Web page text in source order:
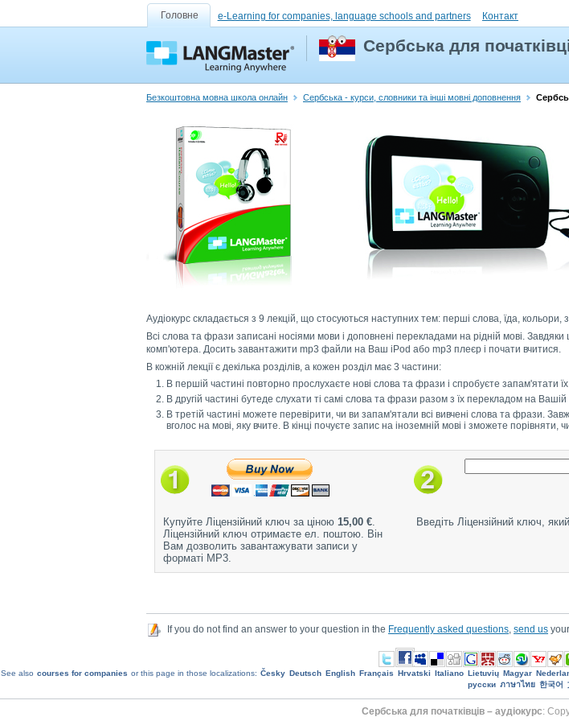
Головне e-Learning for companies, language schools and partners Контакт
Сербська для
Безкоштовна мовна школа онлайн Сербська - курси, словники та інші мовні доповнення
Аудіокурс складається з 9 лекцій, що стосуються наступних тем: перші слова, їда,
Всі слова та фрази записані носіями мови і доповнені перекладами на рідній мові.
комп'ютера. Досить завантажити mp3 файли на Ваш iPod або mp3 плеєр і почати вчитися.
В кожній лекції є декілька розділів, а кожен розділ має 3 частини:
В першій частині повторно прослухаєте нові слова та фрази і спробуєте запам'ятати
В другій частині бутеде слухати ті самі слова та фрази разом з їх перекладом на Вашій
В третій частині можете перевірити, чи ви запам'ятали всі вивчені слова та фрази.
вголос на мові, яку вчите. В кінці почуєте запис на іноземній мові і зможете порівняти,
Купуйте Ліцензійний ключ за ціною 15,00 €.
Ліцензійний ключ отримаєте ел. поштою. Він
Вам дозволить завантажувати записи у
форматі MP3.
Введіть Ліцензійний ключ,
If you do not find an answer to your question in the Frequently asked questions send us
See also courses for companies or this page in those localizations: Česky Deutsch English Français Hrvatski Italiano Lietuvių Magyar
русски ภาษาไทย 한국어
Сербська для початківців – аудіокурс: